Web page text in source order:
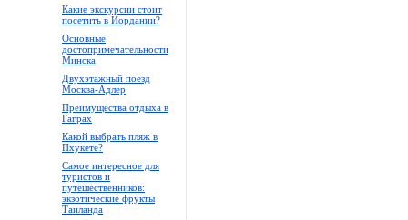
Какие экскурсии стоит
посетить в Иордании?
Основные
достопримечательности
Минска
Двухэтажный поезд
Москва-Адлер
Преимущества отдыха в
Гаграх
Какой выбрать пляж в
Пхукете?
Самое интересное для
туристов и
путешественников:
экзотические фрукты
Таиланда